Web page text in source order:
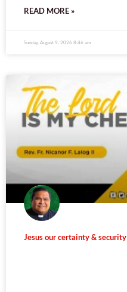
READ MORE »
Sunday, August 9, 2026 8:46 am
Jesus our certainty & security